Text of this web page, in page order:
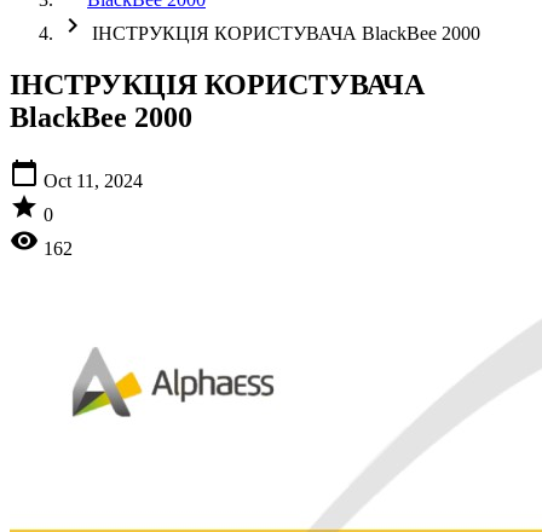
chevron_right ІНСТРУКЦІЯ КОРИСТУВАЧА BlackBee 2000
ІНСТРУКЦІЯ КОРИСТУВАЧА
BlackBee 2000
calendar_today Oct 11, 2024
star 0
visibility 162